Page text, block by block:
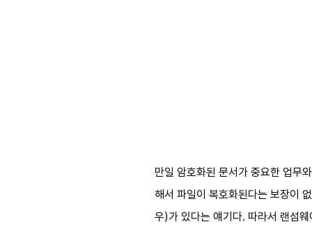
만일 암호화된 문서가 중요한 업무
해서 파일이 복호화된다는 보장이
우)가 있다는 얘기다. 따라서 랜섬